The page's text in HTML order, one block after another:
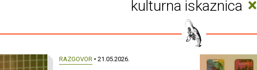
kulturna iskaznica ×
RAZGOVOR • 21.05.2026.